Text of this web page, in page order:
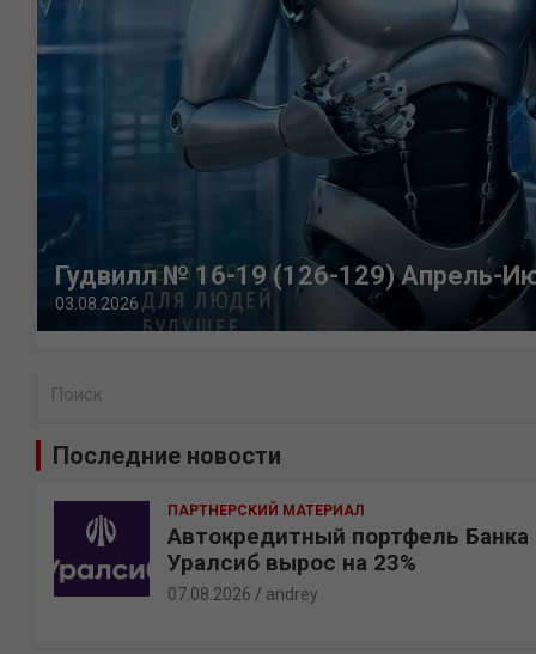
Гудвилл № 16-19 (126-129) Апрель-
03.08.2026
Последние новости
ПАРТНЕРСКИЙ МАТЕРИАЛ
Автокредитный портфель Банка
Уралсиб вырос на 23%
07.08.2026 andrey